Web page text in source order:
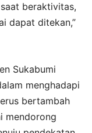
beraktivitas,
dapat ditekan,”
Sukabumi
menghadapi
bertambah
mendorong